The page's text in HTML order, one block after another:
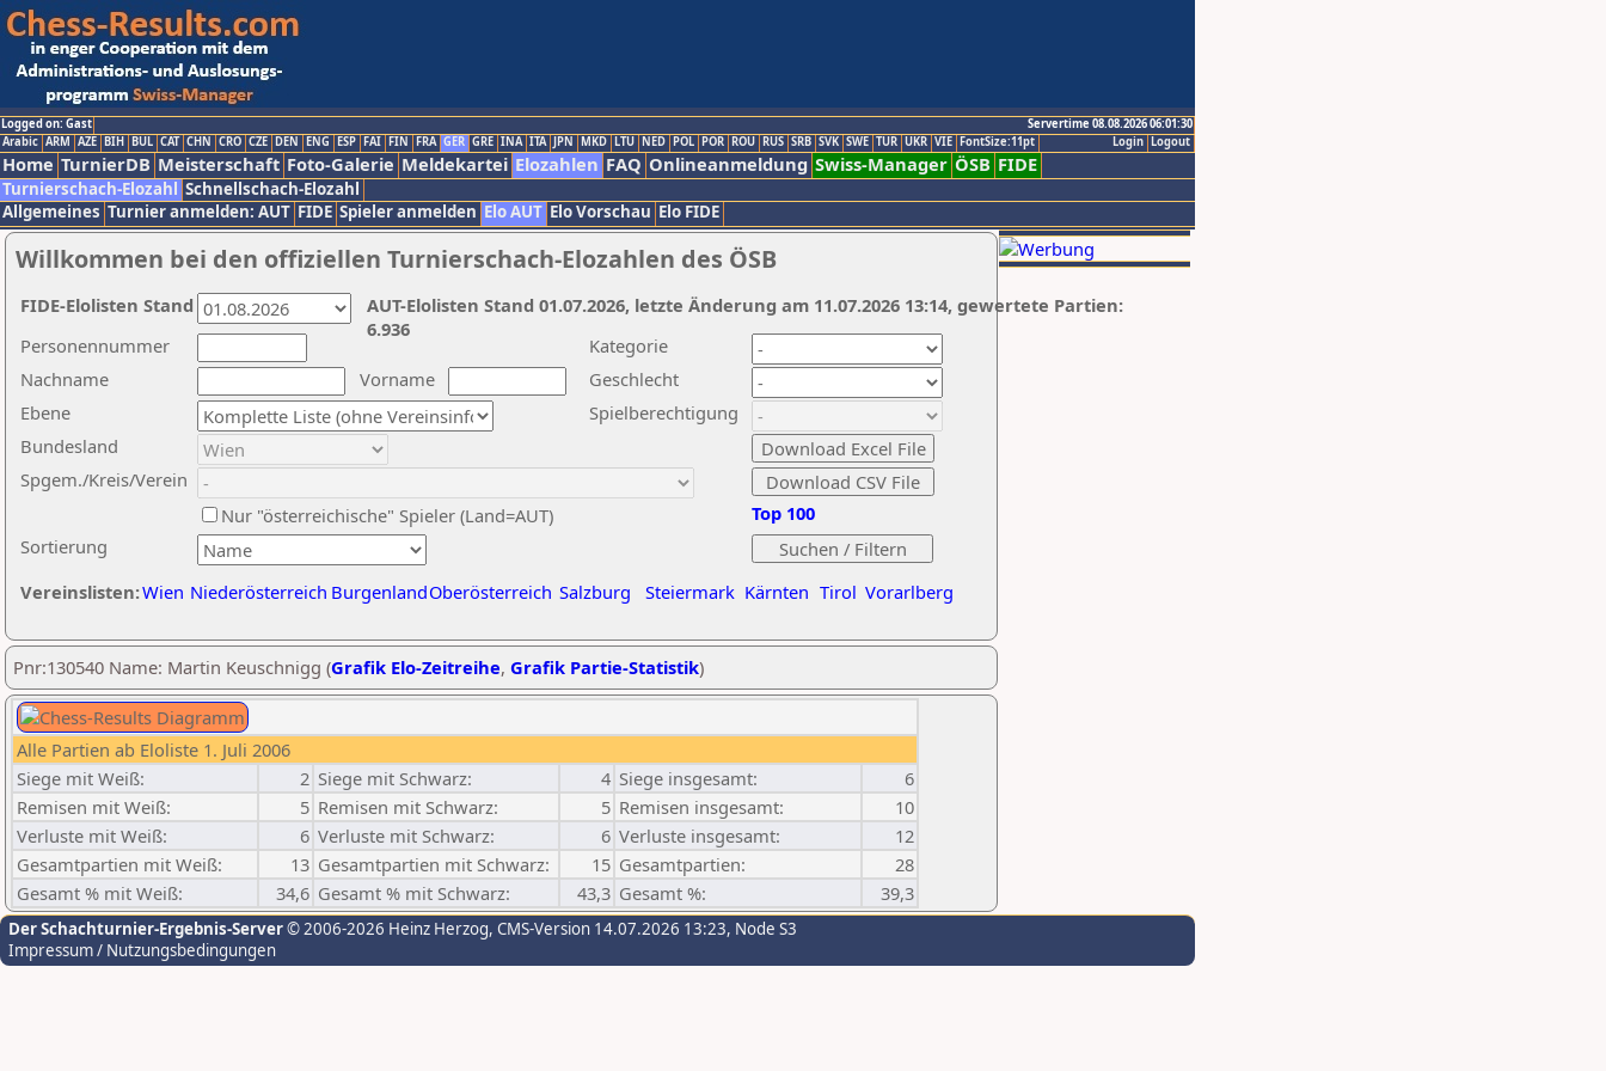
Logged on: Gast
Servertime 08.08.2026 06:01:30
Logout
Login
Arabic ARM AZE BIH BUL CAT CHN CRO CZE DEN ENG ESP FAI FIN FRA GER GRE INA ITA JPN MKD LTU NED POL POR ROU RUS SRB SVK SWE TUR UKR VIE FontSize:11pt
Home TurnierDB Meisterschaft Foto-Galerie Meldekartei Elozahlen FAQ Onlineanmeldung Swiss-Manager ÖSB FIDE
Turnierschach-Elozahl Schnellschach-Elozahl
Allgemeines Turnier anmelden: AUT FIDE Spieler anmelden Elo AUT Elo Vorschau Elo FIDE
Willkommen bei den offiziellen Turnierschach-Elozahlen des ÖSB
Nachname
Vorname
Ebene
Kategorie
Sortierung
Personennummer
Bundesland
Spgem./Kreis/Verein
Geschlecht
Nur "österreichische" Spieler (Land=AUT)
Spielberechtigung
Vereinslisten:Wien Niederösterreich BurgenlandOberösterreich Salzburg Steiermark Kärnten Tirol Vorarlberg
Top 100
AUT-Elolisten Stand 01.07.2026, letzte Änderung am 11.07.2026 13:14, gewertete Partien:
6.936
FIDE-Elolisten Stand
Pnr:130540 Name: Martin Keuschnigg (Grafik Elo-Zeitreihe, Grafik Partie-Statistik)
Alle Partien ab Eloliste 1. Juli 2006
Siege mit Weiß:
2 Siege mit Schwarz: 4 Siege insgesamt:
6
Remisen mit Weiß:
5 Remisen mit Schwarz: 5 Remisen insgesamt:
10
Verluste mit Weiß:
6 Verluste mit Schwarz: 6 Verluste insgesamt:
12
Gesamtpartien mit Weiß:
13 Gesamtpartien mit Schwarz: 15 Gesamtpartien:
28
Gesamt % mit Weiß:
34,6 Gesamt % mit Schwarz: 43,3 Gesamt %: 39,3
Der Schachturnier-Ergebnis-Server© 2006-2026 Heinz Herzog, CMS-Version 14.07.2026 13:23, Node S3
Impressum / Nutzungsbedingungen